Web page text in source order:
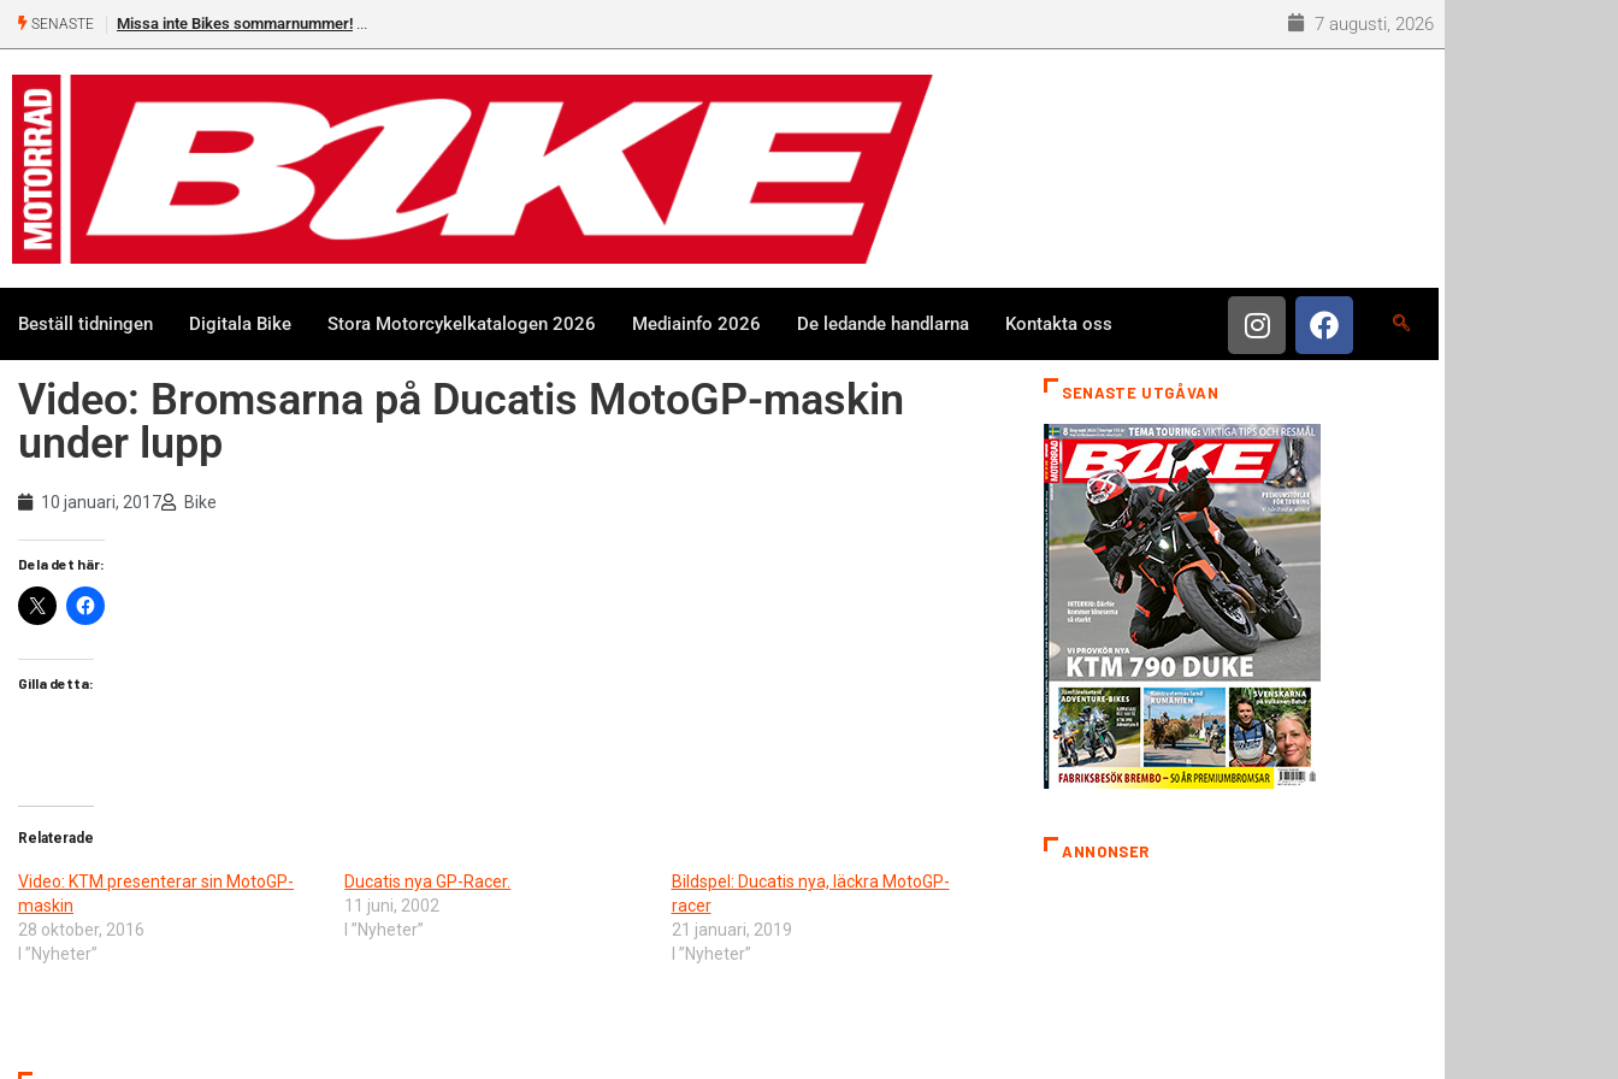
SENASTE Missa inte Bikes sommarnummer! 7 augusti, 2026
Beställ tidningen Digitala Bike Stora Motorcykelkatalogen 2026 Mediainfo 2026 De ledande handlarna Kontakta oss
Video: Bromsarna på Ducatis MotoGP-maskin
under lupp
10 januari, 2017 Bike
Dela det här:
Gilla detta:
Relaterade
Video: KTM presenterar sin MotoGP-
maskin
28 oktober, 2016
I ”Nyheter”
Ducatis nya GP-Racer.
11 juni, 2002
I ”Nyheter”
Bildspel: Ducatis nya, läckra MotoGP-
racer
21 januari, 2019
I ”Nyheter”
SENASTE UTGÅVAN
ANNONSER